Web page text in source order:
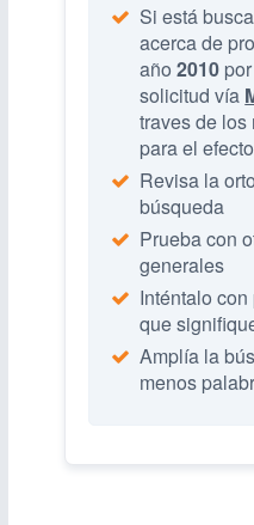
Si está
acerca de
año2010
solicitud vía
traves de
para el efecto
Revisa la
búsqueda
Prueba con
generales
Inténtalo
que
Amplía la
menos